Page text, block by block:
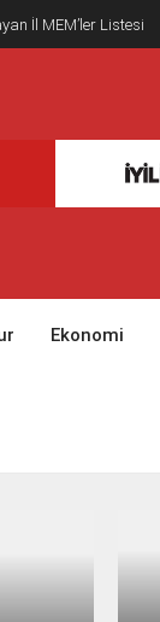
İl MEM’ler Listesi
Ekonomi